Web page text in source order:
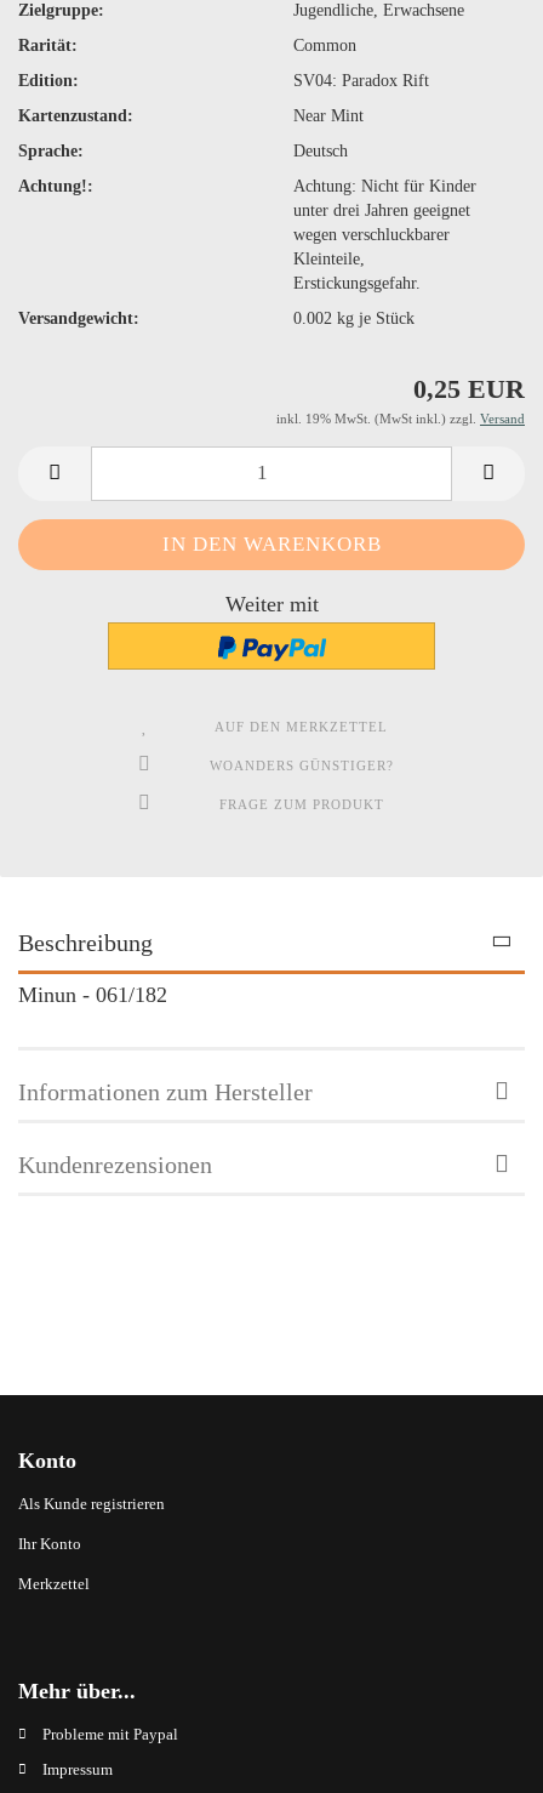
Zielgruppe:
Jugendliche, Erwachsene
Rarität:
Common
Edition:
SV04: Paradox Rift
Kartenzustand:
Near Mint
Sprache:
Deutsch
Achtung!:
Achtung: Nicht für Kinder
unter drei Jahren geeignet
wegen verschluckbarer
Kleinteile,
Erstickungsgefahr.
Versandgewicht:
0.002kg je Stück
0,25 EUR
inkl. 19% MwSt. (MwSt inkl.) zzgl. Versand
Weiter mit
AUF DEN MERKZETTEL
WOANDERS GÜNSTIGER?
FRAGE ZUM PRODUKT
Beschreibung
Minun - 061/182
Informationen zum Hersteller
Kundenrezensionen
Konto
Als Kunde registrieren
Ihr Konto
Merkzettel
Mehr über...
Probleme mit Paypal
Impressum